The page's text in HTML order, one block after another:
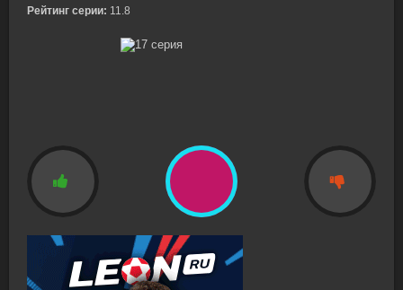
Рейтинг серии: 11.8